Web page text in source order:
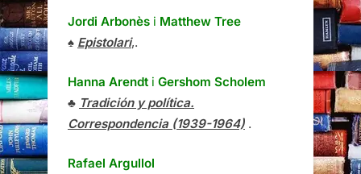
Jordi Arbonès i Matthew Tree
♠ Epistolari,.
Hanna Arendt i Gershom Scholem
♣ Tradición y política.
Correspondencia (1939-1964) .
Rafael Argullol